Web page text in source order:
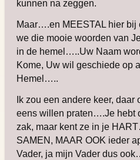
kunnen na zeggen.
Maar….en MEESTAL hier bij
we die mooie woorden van
in de hemel…..Uw Naam
Kome, Uw wil geschiede op
Hemel…..
Ik zou een andere keer, daar
eens willen praten….Je hebt
zak, maar kent ze in je
SAMEN, MAAR OOK ieder
Vader, ja mijn Vader dus